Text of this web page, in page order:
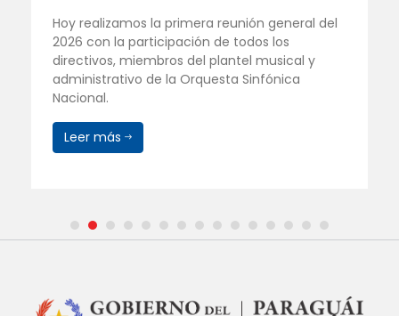
Hoy realizamos la primera reunión general del
2026 con la participación de todos los
directivos, miembros del plantel musical y
administrativo de la Orquesta Sinfónica
Nacional.
Leer más